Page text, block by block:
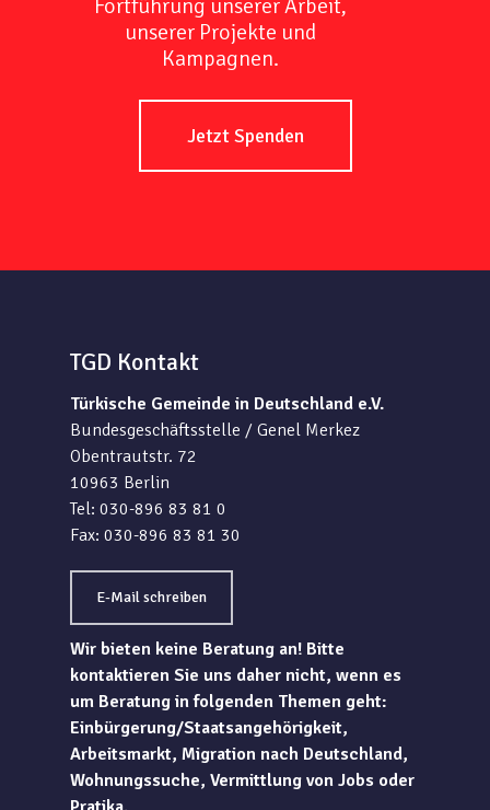
Fortführung unserer Arbeit,
unserer Projekte und
Kampagnen.
Jetzt Spenden
TGD Kontakt
Türkische Gemeinde in Deutschland e.V.
Bundesgeschäftsstelle / Genel Merkez
Obentrautstr. 72
10963 Berlin
Tel: 030-896 83 81 0
Fax: 030-896 83 81 30
E-Mail schreiben
Wir bieten keine Beratung an! Bitte
kontaktieren Sie uns daher nicht, wenn es
um Beratung in folgenden Themen geht:
Einbürgerung/Staatsangehörigkeit,
Arbeitsmarkt, Migration nach Deutschland,
Wohnungssuche, Vermittlung von Jobs oder